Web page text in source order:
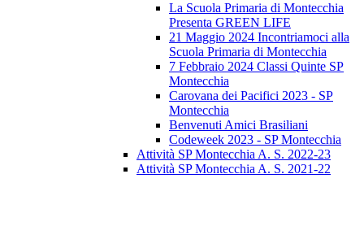
La Scuola Primaria di Montecchia
Presenta GREEN LIFE
21 Maggio 2024 Incontriamoci alla
Scuola Primaria di Montecchia
7 Febbraio 2024 Classi Quinte SP
Montecchia
Carovana dei Pacifici 2023 - SP
Montecchia
Benvenuti Amici Brasiliani
Codeweek 2023 - SP Montecchia
Attività SP Montecchia A. S. 2022-23
Attività SP Montecchia A. S. 2021-22